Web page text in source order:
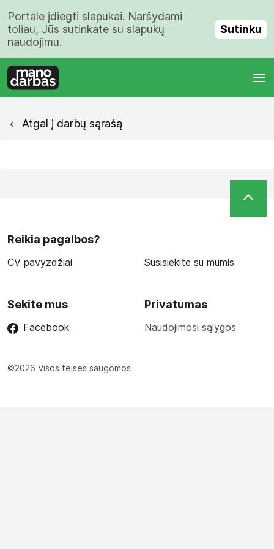
Portale įdiegti slapukai. Naršydami
toliau, Jūs sutinkate su slapukų
naudojimu.
Sutinku
Atgal į darbų sąrašą
Reikia pagalbos?
CV pavyzdžiai Susisiekite su mumis
Sekite mus
Facebook
Privatumas
Naudojimosi sąlygos
©2026 Visos teisės saugomos